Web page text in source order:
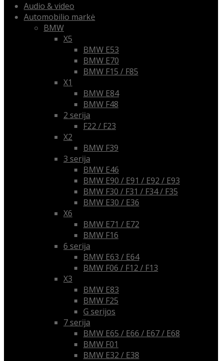
Audio & video
Automobilio markė
BMW
X5
BMW E53
BMW E70
BMW F15 / F85
X1
BMW E84
BMW F48
2 serija
F22 / F23
X2
BMW F39
3 serija
BMW E46
BMW E90 / E91 / E92 / E93
BMW F30 / F31 / F34 / F35
BMW E30 / E36
X6
BMW E71 / E72
BMW F16
6 serija
BMW E63 / E64
BMW F06 / F12 / F13
X3
BMW E83
BMW F25
G serijos
7 serija
BMW E65 / E66 / E67 / E68
BMW F01
BMW E32 / E38